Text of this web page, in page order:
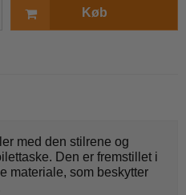
Køb
med den stilrene og
Den er fremstillet i
materiale, som beskytter